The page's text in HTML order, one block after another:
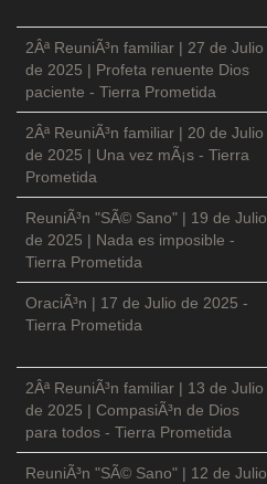
2Âª ReuniÃ³n familiar | 27 de Julio
de 2025 | Profeta renuente Dios
paciente - Tierra Prometida
2Âª ReuniÃ³n familiar | 20 de Julio
de 2025 | Una vez mÃ¡s - Tierra
Prometida
ReuniÃ³n "SÃ© Sano" | 19 de Julio
de 2025 | Nada es imposible -
Tierra Prometida
OraciÃ³n | 17 de Julio de 2025 -
Tierra Prometida
2Âª ReuniÃ³n familiar | 13 de Julio
de 2025 | CompasiÃ³n de Dios
para todos - Tierra Prometida
ReuniÃ³n "SÃ© Sano" | 12 de Julio